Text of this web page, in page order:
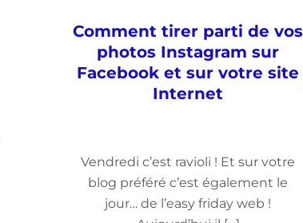
Comment tirer parti de vos
photos Instagram sur
Facebook et sur votre site
Internet
Vendredi c’est ravioli ! Et sur votre
blog préféré c’est également le
jour… de l’easy friday web !